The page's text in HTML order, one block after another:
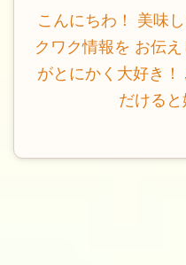
こんにちわ！ 美味
クワク情報を お伝
がとにかく大好き
だけると